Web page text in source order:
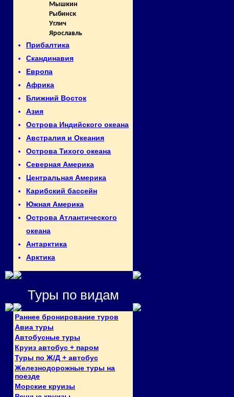
Мышкин
Рыбинск
Углич
Ярославль
Прибалтика
Скандинавия
Европа
Африка
Ближний Восток
Азия
Острова Индийского океана
Австралия и Океания
Острова Тихого океана
Северная Америка
Центральная Америка
Карибский бассейн
Южная Америка
Острова Атлантического
океана
Антарктика
Арктика
Туры по видам
Раннее бронирование туров
Авиа туры
Автобусные туры
Круиз автобус + паром
Туры по Ж/Д + автобус
Железнодорожные туры на
поезде
Морские круизы